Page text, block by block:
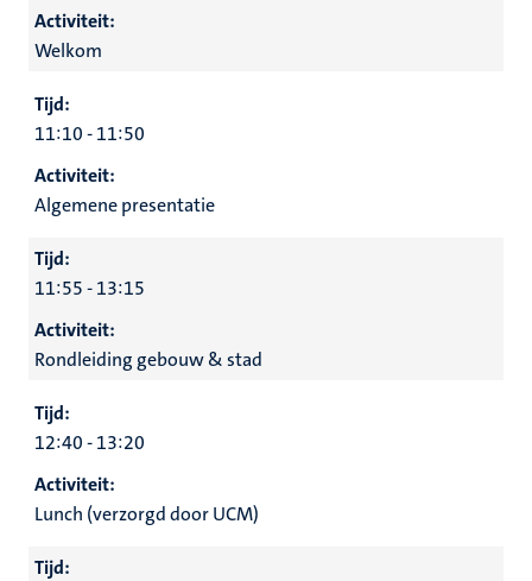
Activiteit:
Welkom
Tijd:
11:10 - 11:50
Activiteit:
Algemene presentatie
Tijd:
11:55 - 13:15
Activiteit:
Rondleiding gebouw & stad
Tijd:
12:40 - 13:20
Activiteit:
Lunch (verzorgd door UCM)
Tijd: